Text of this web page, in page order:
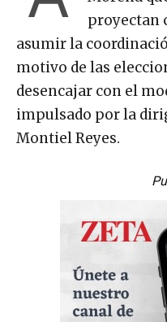
proyectan
asumir la
motivo de las
desencajar con el
impulsado por la
Montiel Reyes.